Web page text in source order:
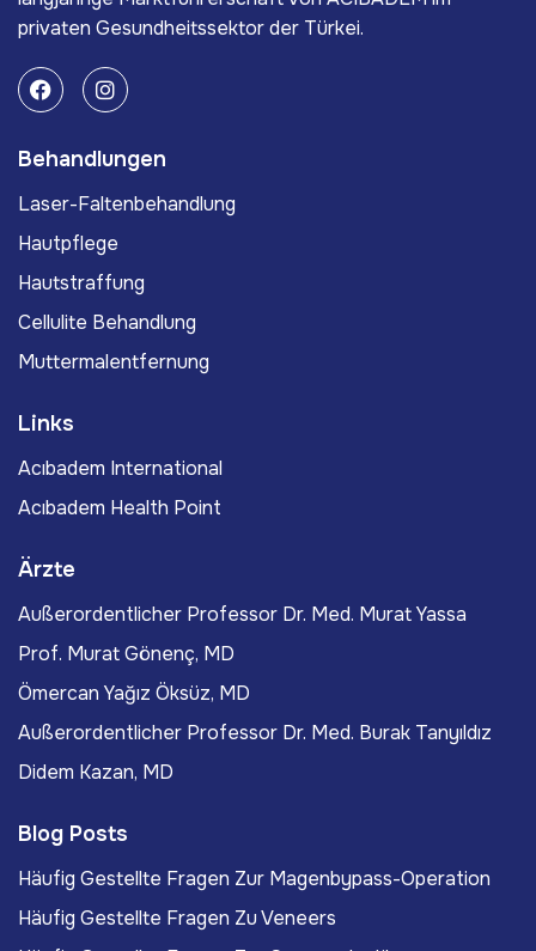
privaten Gesundheitssektor der Türkei.
Behandlungen
Laser-Faltenbehandlung
Hautpflege
Hautstraffung
Cellulite Behandlung
Muttermalentfernung
Links
Acıbadem International
Acıbadem Health Point
Ärzte
Außerordentlicher Professor Dr. Med. Murat Yassa
Prof. Murat Gönenç, MD
Ömercan Yağız Öksüz, MD
Außerordentlicher Professor Dr. Med. Burak Tanyıldız
Didem Kazan, MD
Blog Posts
Häufig Gestellte Fragen Zur Magenbypass-Operation
Häufig Gestellte Fragen Zu Veneers